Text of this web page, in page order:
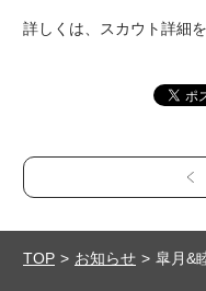
詳しくは、スカウト詳細
TOP お知らせ 皐月&